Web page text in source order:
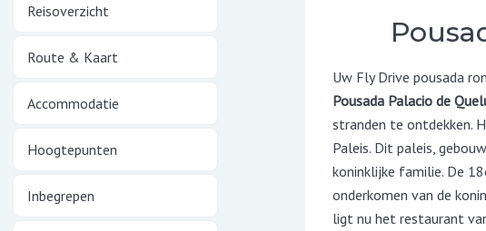
Reisoverzicht
Route & Kaart
Accommodatie
Hoogtepunten
Inbegrepen
Uw Fly Drive pousada
Pousada Palacio de
stranden te ontdekken.
Paleis. Dit paleis,
koninklijke familie. De
onderkomen van de
ligt nu het restaurant